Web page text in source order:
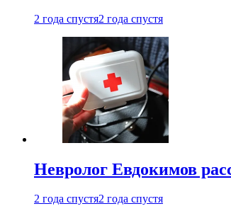
2 года спустя2 года спустя
Невролог Евдокимов
2 года спустя2 года спустя